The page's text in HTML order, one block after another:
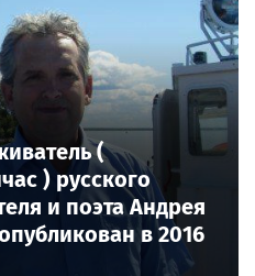
(
) русского
и поэта Андрея
в 2016